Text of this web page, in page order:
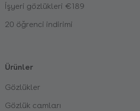
İşyeri gözlükleri €189
20 öğrenci indirimi
Ürünler
Gözlükler
Gözlük camları